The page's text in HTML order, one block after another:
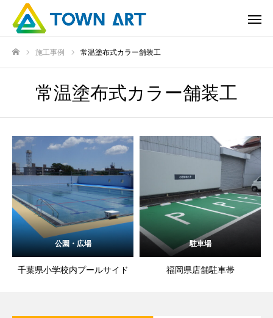
施工事例 常温塗布式カラー舗装工
常温塗布式カラー舗装工
公園・広場
千葉県小学校内プールサイド
駐車場
福岡県店舗駐車帯